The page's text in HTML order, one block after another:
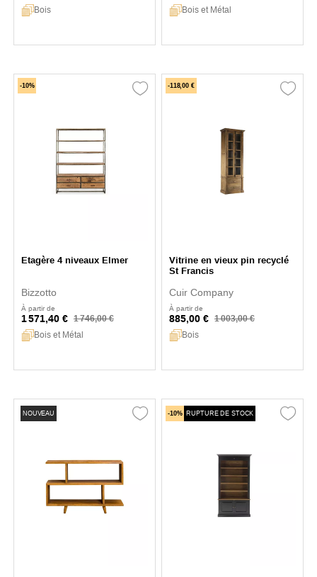
Bois Bois et Métal
-10%
Etagère 4 niveaux Elmer
Bizzotto
À partir de
1 571,40 € 1 746,00 €
Bois et Métal
-118,00 €
Vitrine en vieux pin recyclé
St Francis
Cuir Company
À partir de
885,00 € 1 003,00 €
Bois
NOUVEAU -10% RUPTURE DE STOCK